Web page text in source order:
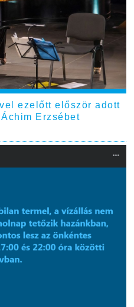
ezelőtt először adott
Erzsébet